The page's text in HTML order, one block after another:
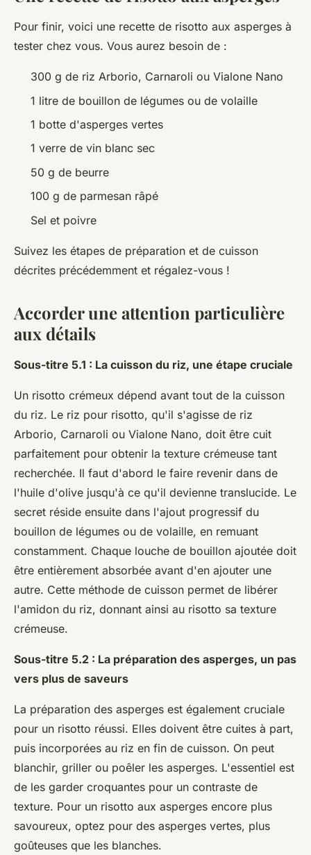
Pour finir, voici une recette de risotto aux asperges à
tester chez vous. Vous aurez besoin de :
300 g de riz Arborio, Carnaroli ou Vialone Nano
1 litre de bouillon de légumes ou de volaille
1 botte d'asperges vertes
1 verre de vin blanc sec
50 g de beurre
100 g de parmesan râpé
Sel et poivre
Suivez les étapes de préparation et de cuisson
décrites précédemment et régalez-vous !
Accorder une attention particulière
aux détails
Sous-titre 5.1 : La cuisson du riz, une étape cruciale
Un risotto crémeux dépend avant tout de la cuisson
du riz. Le riz pour risotto, qu'il s'agisse de riz
Arborio, Carnaroli ou Vialone Nano, doit être cuit
parfaitement pour obtenir la texture crémeuse tant
recherchée. Il faut d'abord le faire revenir dans de
l'huile d'olive jusqu'à ce qu'il devienne translucide. Le
secret réside ensuite dans l'ajout progressif du
bouillon de légumes ou de volaille, en remuant
constamment. Chaque louche de bouillon ajoutée doit
être entièrement absorbée avant d'en ajouter une
autre. Cette méthode de cuisson permet de libérer
l'amidon du riz, donnant ainsi au risotto sa texture
crémeuse.
Sous-titre 5.2 : La préparation des asperges, un pas
vers plus de saveurs
La préparation des asperges est également cruciale
pour un risotto réussi. Elles doivent être cuites à part,
puis incorporées au riz en fin de cuisson. On peut
blanchir, griller ou poêler les asperges. L'essentiel est
de les garder croquantes pour un contraste de
texture. Pour un risotto aux asperges encore plus
savoureux, optez pour des asperges vertes, plus
goûteuses que les blanches.